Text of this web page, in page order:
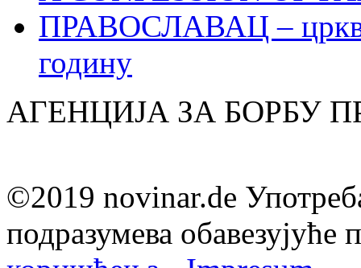
ПРАВОСЛАВАЦ –
годину
АГЕНЦИЈА ЗА БОРБУ
©2019 novinar.de
подразумева обавезујуће